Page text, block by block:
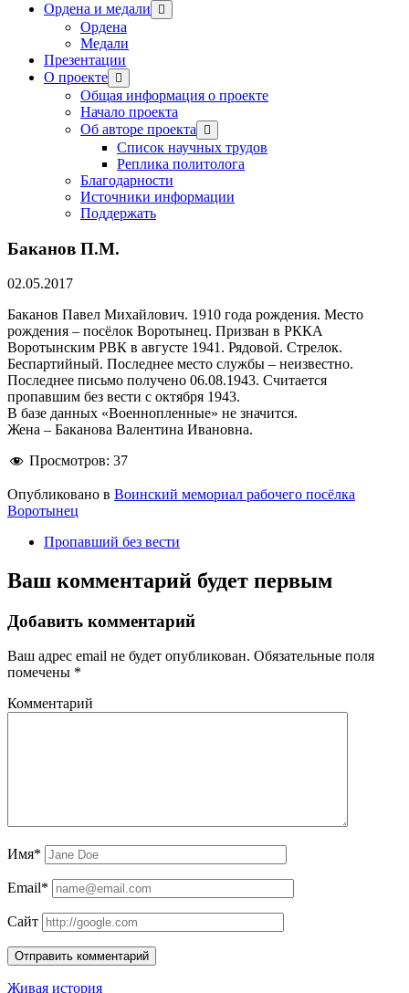
Ордена и медали
открыть
меню
Ордена
Медали
Презентации
О проекте открыть
меню
Общая информация о проекте
Начало проекта
Об авторе проекта
открыть
меню
Список научных трудов
Реплика политолога
Благодарности
Источники информации
Поддержать
Баканов П.М.
02.05.2017
Баканов Павел Михайлович. 1910 года рождения. Место
рождения – посёлок Воротынец. Призван в РККА
Воротынским РВК в августе 1941. Рядовой. Стрелок.
Беспартийный. Последнее место службы – неизвестно.
Последнее письмо получено 06.08.1943. Считается
пропавшим без вести с октября 1943.
В базе данных «Военнопленные» не значится.
Жена – Баканова Валентина Ивановна.
Просмотров: 37
Опубликовано в Воинский мемориал рабочего посёлка
Воротынец
Пропавший без вести
Ваш комментарий будет первым
Добавить комментарий
Ваш адрес email не будет опубликован. Обязательные поля
помечены *
Комментарий
Имя*
Email*
Сайт
Живая история